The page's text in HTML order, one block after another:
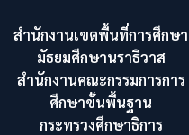
สำนักงานเขตพื้นที่การศึกษา
มัธยมศึกษานราธิวาส
สำนักงานคณะกรรมการการ
ศึกษาขั้นพื้นฐาน
กระทรวงศึกษาธิการ